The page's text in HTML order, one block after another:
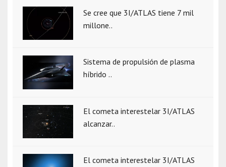
Se cree que 3I/ATLAS tiene 7 mil
millone..
Sistema de propulsión de plasma
híbrido ..
El cometa interestelar 3I/ATLAS
alcanzar..
El cometa interestelar 3I/ATLAS